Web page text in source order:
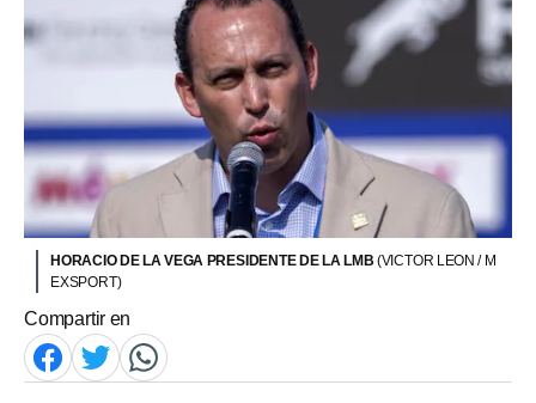
HORACIO DE LA VEGA PRESIDENTE DE LA LMB (VICTOR LEON / M
EXSPORT)
Compartir en